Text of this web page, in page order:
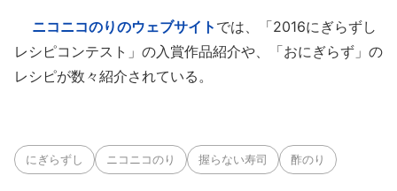
ニコニコのりのウェブサイト では、「2016にぎらずし
レシピコンテスト」の入賞作品紹介や、「おにぎらず」の
レシピが数々紹介されている。
にぎらずし ニコニコのり 握らない寿司 酢のり